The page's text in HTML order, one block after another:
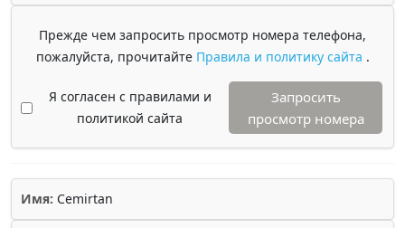
Прежде чем запросить просмотр номера телефона,
пожалуйста, прочитайте Правила и политику сайта .
Я согласен с правилами и
политикой сайта
Запросить
просмотр номера
Имя: Cemirtan